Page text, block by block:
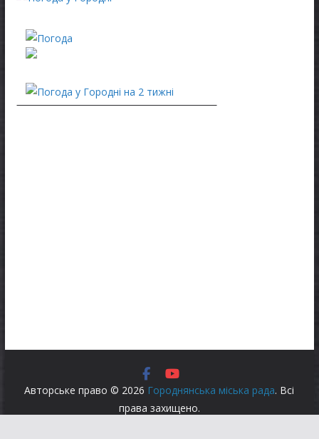
Авторське право © 2026 Городнянська міська рада. Всі
права захищено.